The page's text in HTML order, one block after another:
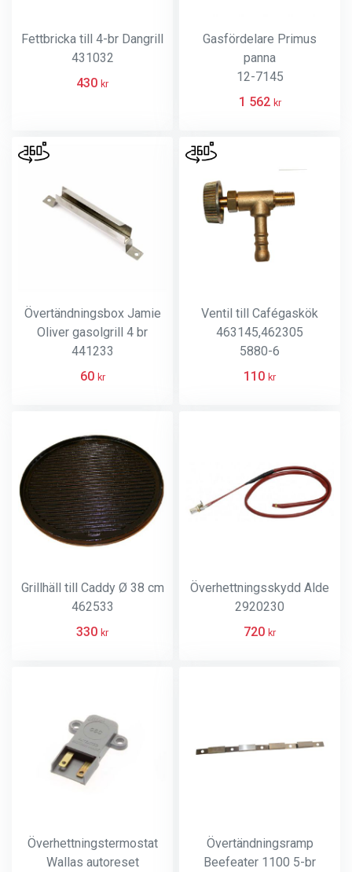
Fettbricka till 4-br Dangrill
431032
430 kr
Gasfördelare Primus
panna
12-7145
1 562 kr
Övertändningsbox Jamie
Oliver gasolgrill 4 br
441233
60 kr
Ventil till Cafégaskök
463145,462305
5880-6
110 kr
Grillhäll till Caddy Ø 38 cm
462533
330 kr
Överhettningsskydd Alde
2920230
720 kr
Överhettningstermostat
Wallas autoreset
Övertändningsramp
Beefeater 1100 5-br